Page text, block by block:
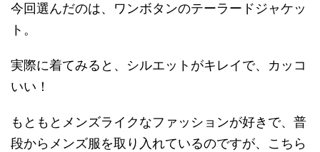
今回選んだのは、ワンボタンのテーラードジャケッ
ト。
実際に着てみると、シルエットがキレイで、カッコ
いい！
もともとメンズライクなファッションが好きで、普
段からメンズ服を取り入れているのですが、こちら